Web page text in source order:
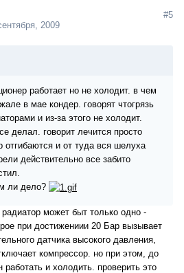
2009
#5
работает но не холодит. в чем
в мае кондер. говорят чтогрязь
и из-за этого не холодит.
делал. говорит лечится просто
отгибаются и от туда вся шелуха
действительно все забито
ли дело?
радиатор может быт только одно -
при достижениии 20 Бар вызывает
датчика высокого давления,
компрессор. но при этом, до
и холодить. проверить это